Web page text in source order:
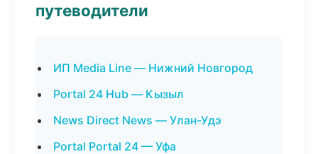
путеводители
ИП Media Line — Нижний Новгород
Portal 24 Hub — Кызыл
News Direct News — Улан-Удэ
Portal Portal 24 — Уфа